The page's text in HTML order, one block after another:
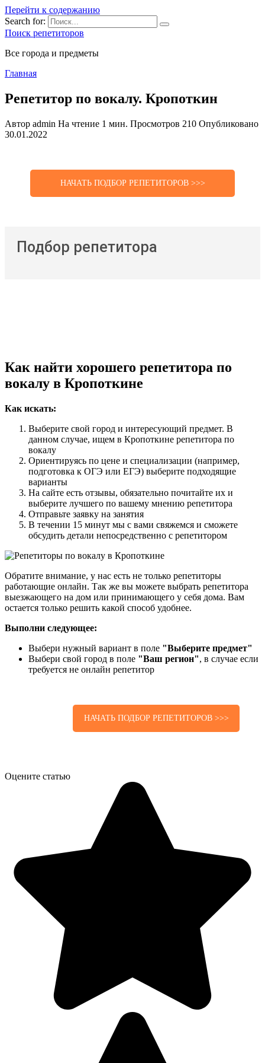
Перейти к содержанию
Search for:
Поиск репетиторов
Все города и предметы
Главная
Репетитор по вокалу. Кропоткин
Автор admin На чтение 1 мин. Просмотров 210 Опубликовано
30.01.2022
НАЧАТЬ ПОДБОР РЕПЕТИТОРОВ >>>
Подбор репетитора
Как найти хорошего репетитора по
вокалу в Кропоткине
Как искать:
Выберите свой город и интересующий предмет. В
данном случае, ищем в Кропоткине репетитора по
вокалу
Ориентируясь по цене и специализации (например,
подготовка к ОГЭ или ЕГЭ) выберите подходящие
варианты
На сайте есть отзывы, обязательно почитайте их и
выберите лучшего по вашему мнению репетитора
Отправьте заявку на занятия
В течении 15 минут мы с вами свяжемся и сможете
обсудить детали непосредственно с репетитором
Обратите внимание, у нас есть не только репетиторы
работающие онлайн. Так же вы можете выбрать репетитора
выезжающего на дом или принимающего у себя дома. Вам
остается только решить какой способ удобнее.
Выполни следующее:
Выбери нужный вариант в поле "Выберите предмет"
Выбери свой город в поле "Ваш регион", в случае если
требуется не онлайн репетитор
НАЧАТЬ ПОДБОР РЕПЕТИТОРОВ >>>
Оцените статью